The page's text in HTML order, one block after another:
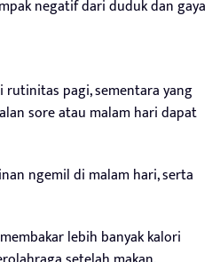
negatif dari duduk dan gaya
pagi, sementara yang
sore atau malam hari dapat
ngemil di malam hari, serta
lebih banyak kalori